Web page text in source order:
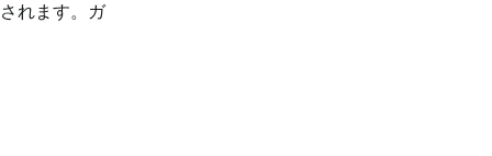
れます。ガ